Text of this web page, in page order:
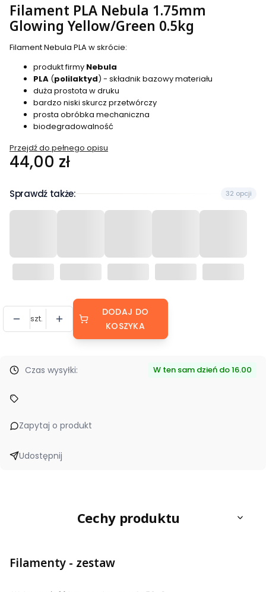
Filament PLA Nebula 1.75mm
Glowing Yellow/Green 0.5kg
Filament Nebula PLA w skrócie:
produkt firmy Nebula
PLA (polilaktyd) - składnik bazowy materiału
duża prostota w druku
bardzo niski skurcz przetwórczy
prosta obróbka mechaniczna
biodegradowalność
Przejdź do pełnego opisu
Cena
44,00 zł
Sprawdź także: 32 opcji
szt.
DODAJ DO
KOSZYKA
Czas wysyłki: W ten sam dzień do 16.00
Zapytaj o produkt
Udostępnij
Cechy produktu
Filamenty - zestaw